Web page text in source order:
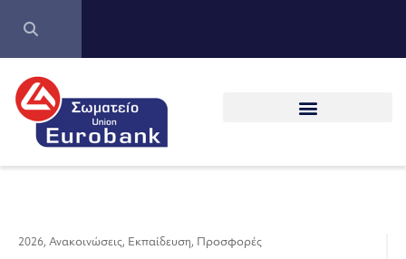
2026, Ανακοινώσεις, Εκπαίδευση, Προσφορές